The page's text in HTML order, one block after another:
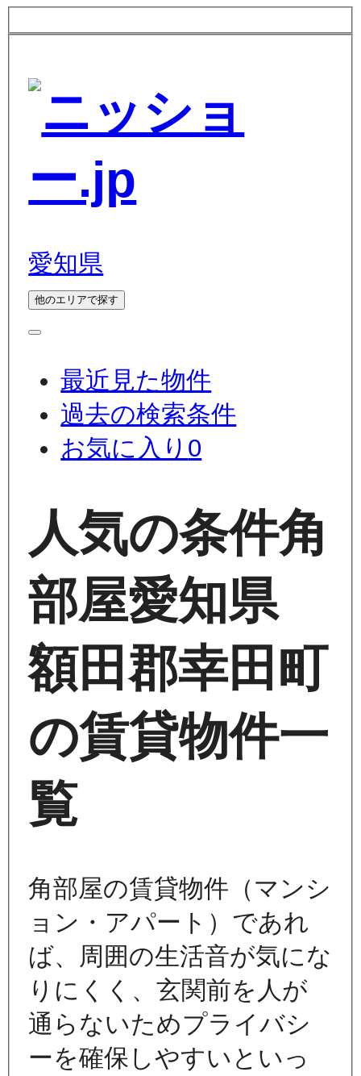
愛知県
他のエリアで探す
最近見た物件
過去の検索条件
お気に入り 0
人気の条件角
部屋愛知県
額田郡幸田町
の賃貸物件一
覧
角部屋の賃貸物件（マンシ
ョン・アパート）であれ
ば、周囲の生活音が気にな
りにくく、玄関前を人が
通らないためプライバシ
ーを確保しやすいといっ